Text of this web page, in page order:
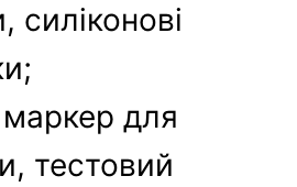
силіконові
маркер для
тестовий